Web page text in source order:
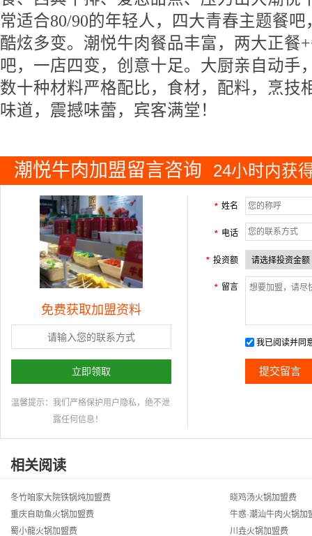
常适合80/90的年轻人，四大青春主题餐
酷炫多变。潮悦牛肉餐品丰富，两大正餐
吧，一店四变，创意十足。大厨亲自动手
数十种材料严格配比，食材，配料，烹技
味道，震撼味蕾，宾客满堂！
潮悦牛肉加盟留言咨询 24小时内获
免费获取加盟资料
立即领取
温馨提示： 我们严格保护用户隐私，绝不泄
露任何信息！
* 姓名
* 电话
* 投资额
* 留言
我已阅读并同
相关阅读
冬竹咱家大院铁锅炖加盟费
晓鸡汤火锅加盟费
重庆自助鱼火锅加盟费
牛惑·潮汕牛肉火锅加
蜀小龍火锅加盟费
川垚火锅加盟费